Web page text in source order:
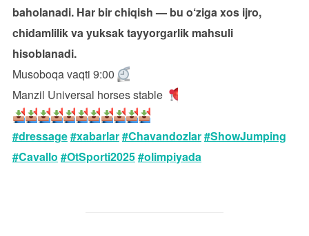
baholanadi. Har bir chiqish — bu o‘ziga xos ijro,
chidamlilik va yuksak tayyorgarlik mahsuli
hisoblanadi.
Musoboqa vaqti 9:00
Manzil Universal horses stable
#dressage#xabarlar#Chavandozlar#ShowJumping
#Cavallo #OtSporti2025#olimpiyada